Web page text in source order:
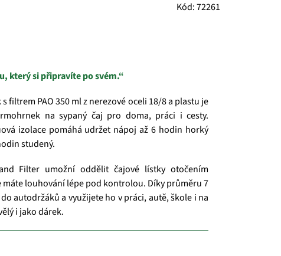
Kód:72261
který si připravíte po svém.“
filtrem PAO 350 ml z nerezové oceli 18/8 a plastu je
na sypaný čaj pro doma, práci i cesty.
izolace pomáhá udržet nápoj až 6 hodin horký
studený.
Filter umožní oddělit čajové lístky otočením
máte louhování lépe pod kontrolou. Díky průměru 7
autodržáků a využijete ho v práci, autě, škole i na
i jako dárek.